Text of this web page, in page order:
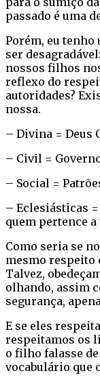
passado é uma
Porém, eu
ser
nossos filhos
reflexo do
autoridades?
nossa.
– Divina = Deus
– Civil =
– Social =
– Eclesiásticas
quem pertence
Como seria se
mesmo respeito
Talvez,
olhando, assim
segurança,
E se eles
respeitamos os
o filho falasse
vocabulário que